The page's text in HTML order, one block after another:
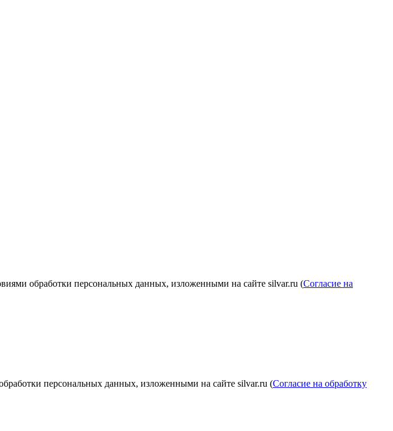
обработки персональных данных, изложенными на сайте silvar.ru (Согласие на
персональных данных, изложенными на сайте silvar.ru (Согласие на обработку